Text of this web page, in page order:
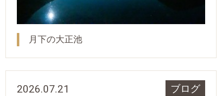
月下の大正池
2026.07.21 ブログ